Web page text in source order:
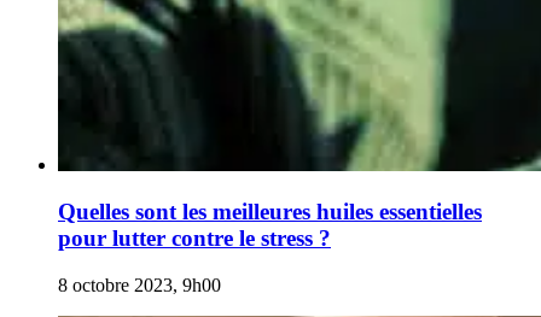
Quelles sont les meilleures huiles essentielles
pour lutter contre le stress ?
8 octobre 2023, 9h00